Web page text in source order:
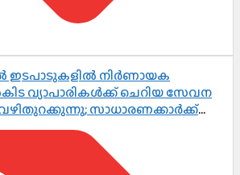
ഇടപാടുകളിൽ നിർണായക
വ്യാപാരികൾക്ക് ചെറിയ സേവന
സാധാരണക്കാർക്ക്
സൗജന്യം